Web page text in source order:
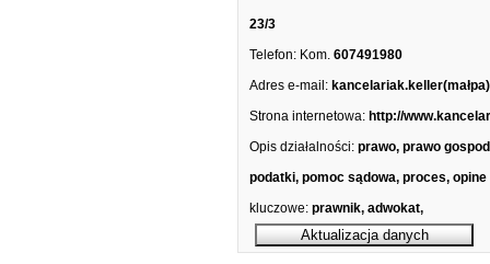
23/3
Telefon: Kom. 607491980
Adres e-mail:
Strona internetowa: http://
Opis działalności: prawo, prawo
podatki, pomoc sądowa, proces, opine
kluczowe: prawnik, adwokat,